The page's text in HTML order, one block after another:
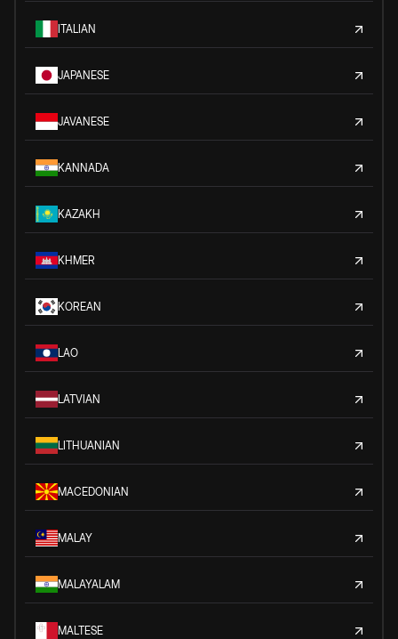
ITALIAN
JAPANESE
JAVANESE
KANNADA
KAZAKH
KHMER
KOREAN
LAO
LATVIAN
LITHUANIAN
MACEDONIAN
MALAY
MALAYALAM
MALTESE